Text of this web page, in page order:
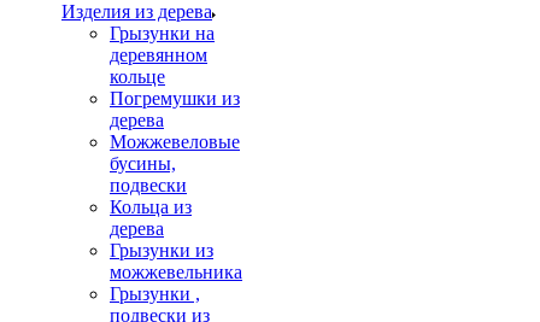
Изделия из дерева
Грызунки на
деревянном
кольце
Погремушки из
дерева
Можжевеловые
бусины,
подвески
Кольца из
дерева
Грызунки из
можжевельника
Грызунки ,
подвески из